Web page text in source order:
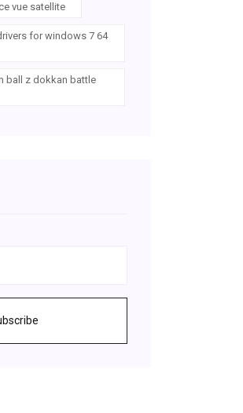
vue satellite
for windows 7 64
ball z dokkan battle